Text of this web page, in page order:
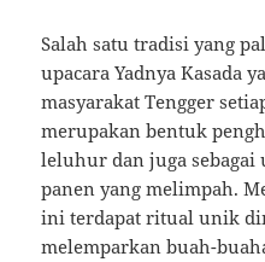
Salah satu tradisi yang
upacara Yadnya Kasada
masyarakat Tengger
merupakan bentuk
leluhur dan juga sebagai
panen yang melimpah.
ini terdapat ritual unik
melemparkan buah-